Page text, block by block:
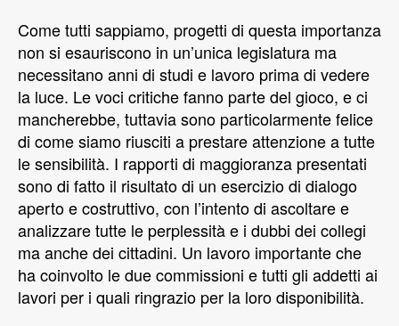
Come tutti sappiamo, progetti di questa importanza
non si esauriscono in un’unica legislatura ma
necessitano anni di studi e lavoro prima di vedere
la luce. Le voci critiche fanno parte del gioco, e ci
mancherebbe, tuttavia sono particolarmente felice
di come siamo riusciti a prestare attenzione a tutte
le sensibilità. I rapporti di maggioranza presentati
sono di fatto il risultato di un esercizio di dialogo
aperto e costruttivo, con l’intento di ascoltare e
analizzare tutte le perplessità e i dubbi dei collegi
ma anche dei cittadini. Un lavoro importante che
ha coinvolto le due commissioni e tutti gli addetti ai
lavori per i quali ringrazio per la loro disponibilità.